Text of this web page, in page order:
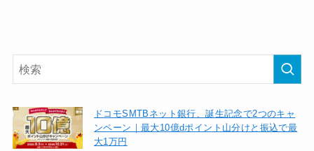
ドコモSMTBネット銀行、誕生記念で2つのキャ
ンペーン｜最大10億dポイント山分けと振込で最
大1万円